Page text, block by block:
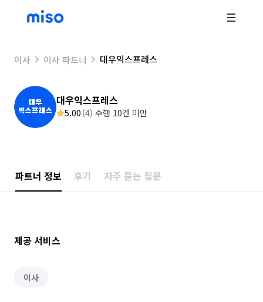
이사 이사 파트너 대우익스프레스
대우익스프레스
5.00 (4) 수행 10건 미만
파트너 정보 후기 자주 묻는 질문
제공 서비스
이사